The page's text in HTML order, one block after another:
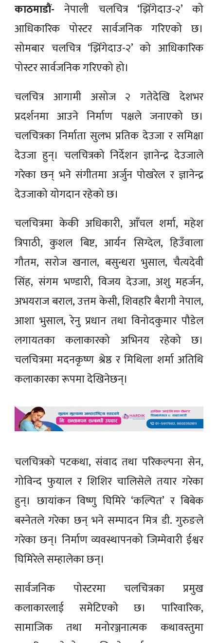
काठमाडाैं- नेपाली चलचित्र ‘झिँगेदाउ-२’ को
आधिकारिक पोस्टर सार्वजनिक गरिएको छ।
सोमबार चलचित्र ‘झिँगेदाउ-२’ को आधिकारिक
पोस्टर सार्वजनिक गरिएको हो।
चलचित्र आगामी असोज २ गतेदेखि देशभर
प्रदर्शनमा आउने निर्माण पक्षले जनाएको छ।
चलचित्रका निर्माता सुलभ प्रतिक देउजा र समिक्षा
देउजा हुन्। चलचित्रको निर्देशन ज्ञानेन्द्र देउजाले
गरेका छन् भने संगीतमा अर्जुन पोखरेल र ज्ञानेन्द्र
देउजाको योगदान रहेको छ।
चलचित्रमा केकी अधिकारी, आँचल शर्मा, महेश
त्रिपाठी, कुशल बिष्ट, आर्यन सिग्देल, हिउँवाला
गौतम, सरोज खनाल, बसुन्धरा भुसाल, चैत्यदेवी
सिंह, संगम भण्डारी, विजय देउजा, अशु महर्जन,
अभयराज बराल, उत्तम केसी, शिवहरि बैरागी नेपाल,
आशा भुसाल, रेनु प्रधान तथा विनोदकुमार पौडेल
लगायतका कलाकारको अभिनय रहेको छ।
चलचित्रमा मदनकृष्ण श्रेष्ठ र मिथिला शर्मा अतिथि
कलाकारका रूपमा देखिनेछन्।
चलचित्रको पटकथा, संवाद तथा परिकल्पना सेन,
गोविन्द फुयाल र शिशिर चालिसेले तयार गरेका
हुन्। छायांकन विष्णु घिमिरे ‘कल्पित’ र बिबेक
बस्नेतले गरेका छन् भने सम्पादन मित्र डी. गुरुङले
गरेका छन्। निर्माण व्यवस्थापनको जिम्मेवारी ईश्वर
घिमिरेले सम्हालेका छन्।
सार्वजनिक पोस्टरमा चलचित्रका प्रमुख
कलाकारलाई समेटिएको छ। पारिवारिक,
सामाजिक तथा मनोरञ्जनात्मक कथावस्तुमा